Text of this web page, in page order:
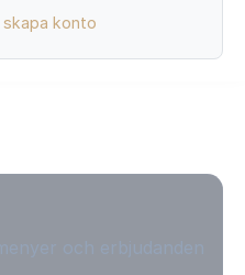
skapa konto